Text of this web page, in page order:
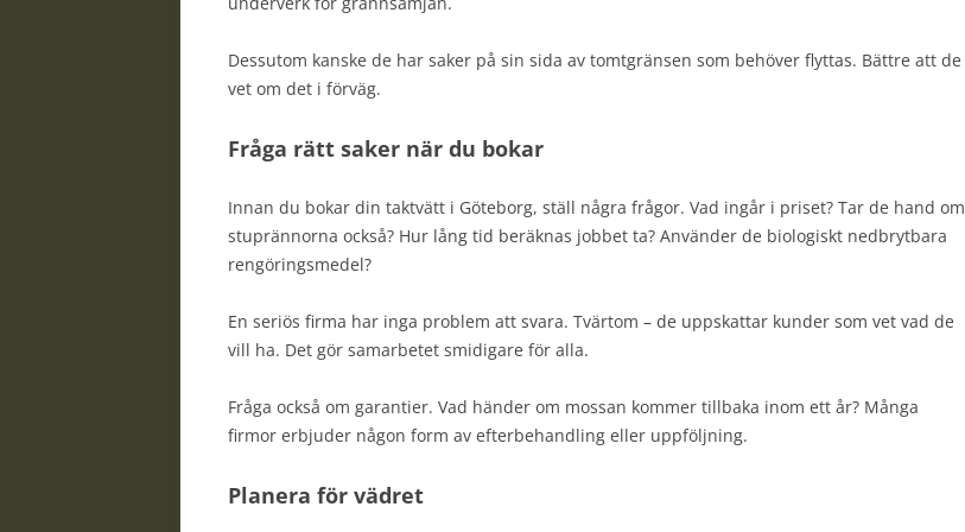
Dessutom kanske de har saker på sin sida av tomtgränsen som behöver flyttas. Bättre att de
vet om det i förväg.
Fråga rätt saker när du bokar
Innan du bokar din taktvätt i Göteborg, ställ några frågor. Vad ingår i priset? Tar de hand om
stuprännorna också? Hur lång tid beräknas jobbet ta? Använder de biologiskt nedbrytbara
rengöringsmedel?
En seriös firma har inga problem att svara. Tvärtom – de uppskattar kunder som vet vad de
vill ha. Det gör samarbetet smidigare för alla.
Fråga också om garantier. Vad händer om mossan kommer tillbaka inom ett år? Många
firmor erbjuder någon form av efterbehandling eller uppföljning.
Planera för vädret